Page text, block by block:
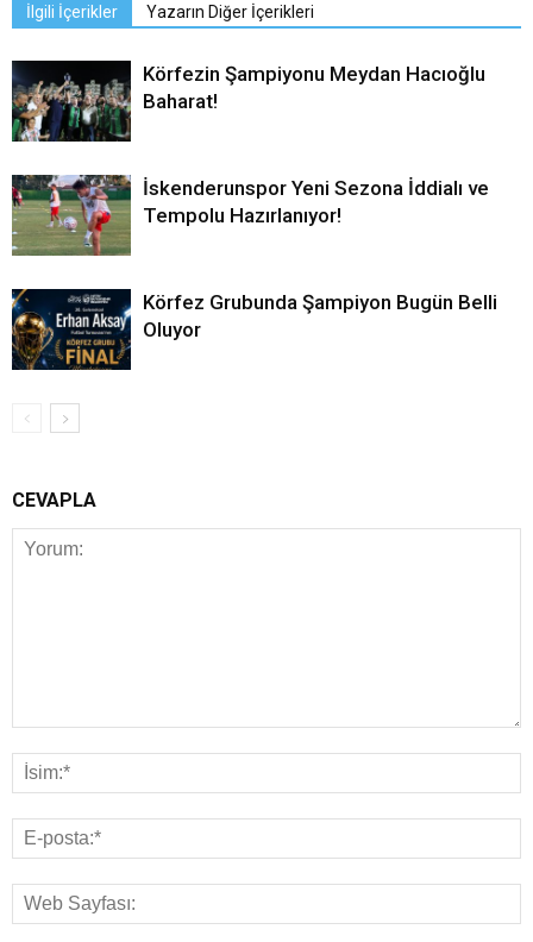
İlgili İçerikler Yazarın Diğer İçerikleri
Körfezin Şampiyonu Meydan Hacıoğlu
Baharat!
İskenderunspor Yeni Sezona İddialı ve
Tempolu Hazırlanıyor!
Körfez Grubunda Şampiyon Bugün Belli
Oluyor
CEVAPLA